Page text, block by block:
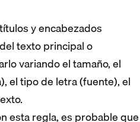
y encabezados
texto principal o
variando el tamaño, el
el tipo de letra (fuente), el
esta regla, es probable que